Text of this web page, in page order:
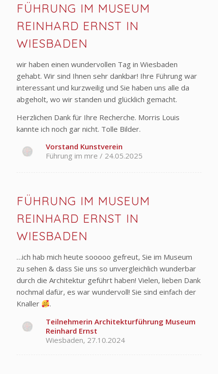
FÜHRUNG IM MUSEUM
REINHARD ERNST IN
WIESBADEN
wir haben einen wundervollen Tag in Wiesbaden
gehabt. Wir sind Ihnen sehr dankbar! Ihre Führung war
interessant und kurzweilig und Sie haben uns alle da
abgeholt, wo wir standen und glücklich gemacht.
Herzlichen Dank für Ihre Recherche. Morris Louis
kannte ich noch gar nicht. Tolle Bilder.
Vorstand Kunstverein
Führung im mre / 24.05.2025
FÜHRUNG IM MUSEUM
REINHARD ERNST IN
WIESBADEN
…ich hab mich heute sooooo gefreut, Sie im Museum
zu sehen & dass Sie uns so unvergleichlich wunderbar
durch die Architektur geführt haben! Vielen, lieben Dank
nochmal dafür, es war wundervoll! Sie sind einfach der
Knaller
.
Teilnehmerin Architekturführung Museum
Reinhard Ernst
Wiesbaden, 27.10.2024